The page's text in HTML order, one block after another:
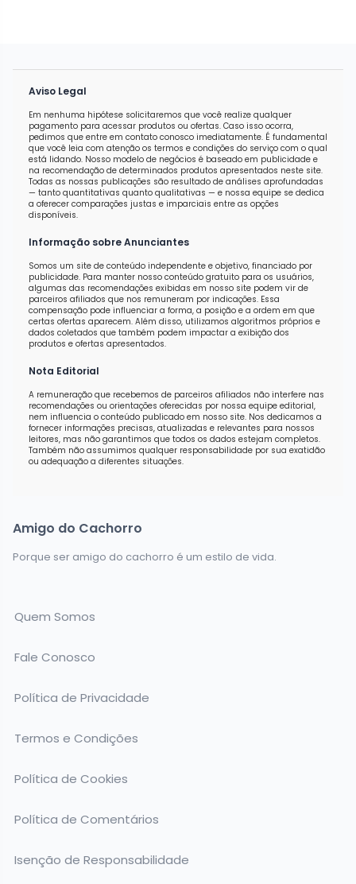
Aviso Legal
Em nenhuma hipótese solicitaremos que você realize qualquer
pagamento para acessar produtos ou ofertas. Caso isso ocorra,
pedimos que entre em contato conosco imediatamente. É fundamental
que você leia com atenção os termos e condições do serviço com o qual
está lidando. Nosso modelo de negócios é baseado em publicidade e
na recomendação de determinados produtos apresentados neste site.
Todas as nossas publicações são resultado de análises aprofundadas
— tanto quantitativas quanto qualitativas — e nossa equipe se dedica
a oferecer comparações justas e imparciais entre as opções
disponíveis.
Informação sobre Anunciantes
Somos um site de conteúdo independente e objetivo, financiado por
publicidade. Para manter nosso conteúdo gratuito para os usuários,
algumas das recomendações exibidas em nosso site podem vir de
parceiros afiliados que nos remuneram por indicações. Essa
compensação pode influenciar a forma, a posição e a ordem em que
certas ofertas aparecem. Além disso, utilizamos algoritmos próprios e
dados coletados que também podem impactar a exibição dos
produtos e ofertas apresentados.
Nota Editorial
A remuneração que recebemos de parceiros afiliados não interfere nas
recomendações ou orientações oferecidas por nossa equipe editorial,
nem influencia o conteúdo publicado em nosso site. Nos dedicamos a
fornecer informações precisas, atualizadas e relevantes para nossos
leitores, mas não garantimos que todos os dados estejam completos.
Também não assumimos qualquer responsabilidade por sua exatidão
ou adequação a diferentes situações.
Amigo do Cachorro
Porque ser amigo do cachorro é um estilo de vida.
Quem Somos
Fale Conosco
Política de Privacidade
Termos e Condições
Política de Cookies
Política de Comentários
Isenção de Responsabilidade